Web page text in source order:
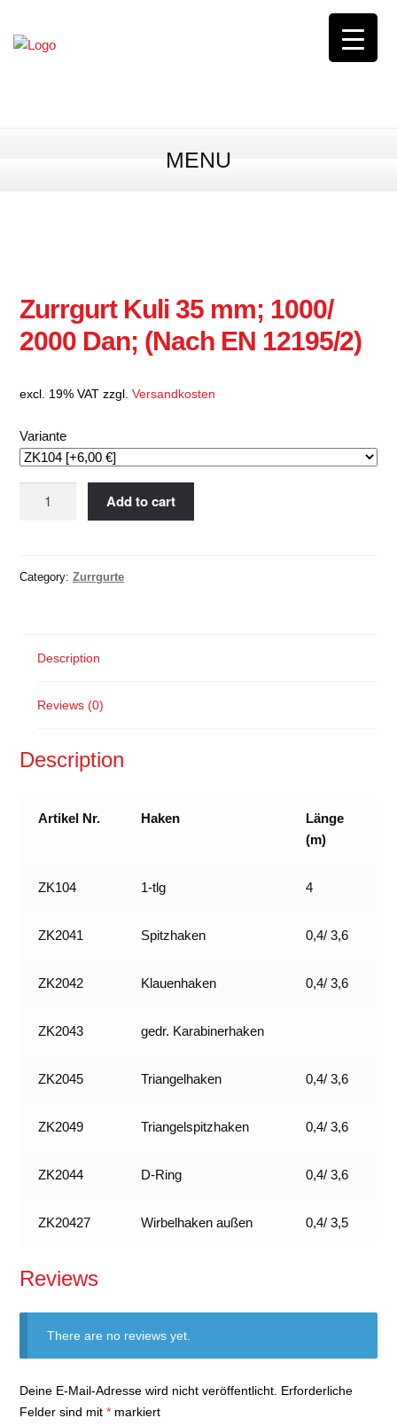
0163 / 8 44 56 00
MENU
Zurrgurt Kuli 35 mm; 1000/
2000 Dan; (Nach EN 12195/2)
excl. 19% VAT zzgl. Versandkosten
Variante
1000/
quantity
Add to cart
Category: Zurrgurte
Description
Reviews (0)
Description
Artikel Nr. Haken
Länge
(m)
ZK104 1-tlg 4
ZK2041 Spitzhaken 0,4/ 3,6
ZK2042 Klauenhaken 0,4/ 3,6
ZK2043 gedr. Karabinerhaken
ZK2045 Triangelhaken 0,4/ 3,6
ZK2049 Triangelspitzhaken 0,4/ 3,6
ZK2044 D-Ring 0,4/ 3,6
ZK20427 Wirbelhaken außen 0,4/ 3,5
Reviews
There are no reviews yet.
Deine E-Mail-Adresse wird nicht veröffentlicht. Erforderliche
Felder sind mit * markiert